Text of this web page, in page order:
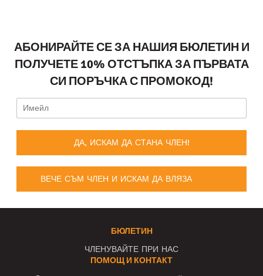
АБОНИРАЙТЕ СЕ ЗА НАШИЯ БЮЛЕТИН И
ПОЛУЧЕТЕ 10% ОТСТЪПКА ЗА ПЪРВАТА
СИ ПОРЪЧКА С ПРОМОКОД!
ДА, ИСКАМ ДА СТАНА ЧЛЕН!
ВЕЧЕ СЪМ ЧЛЕН И ИСКАМ ДА ВЛЯЗА
БЮЛЕТИН
ЧЛЕНУВАЙТЕ ПРИ НАС
ПОМОЩ И КОНТАКТ